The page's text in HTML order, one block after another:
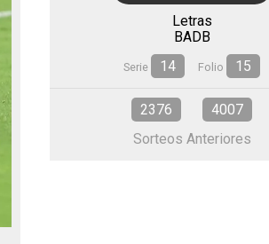
Letras
BADB
Serie 14 Folio 15
2376
4007
Sorteos Anteriores